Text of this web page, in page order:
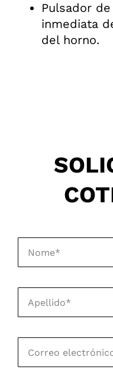
Pulsador
inmediata
del horno.